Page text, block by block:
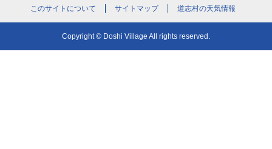
このサイトについて サイトマップ 道志村の天気情報
Copyright © Doshi Village All rights reserved.